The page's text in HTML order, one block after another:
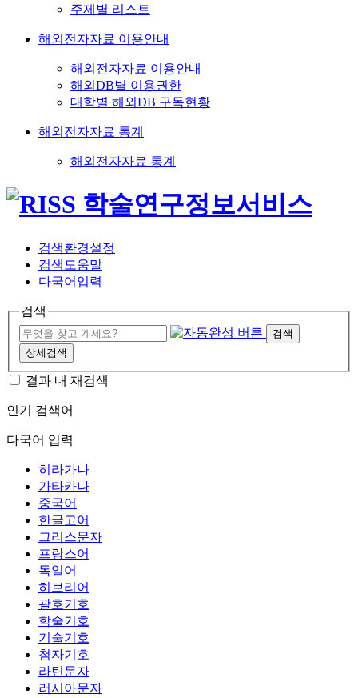
주제별 리스트
해외전자자료 이용안내
해외전자자료 이용안내
해외DB별 이용권한
대학별 해외DB 구독현황
해외전자자료 통계
해외전자자료 통계
검색환경설정
검색도움말
다국어입력
검색
검색
상세검색
결과 내 재검색
인기 검색어
다국어 입력
히라가나
가타카나
중국어
한글고어
그리스문자
프랑스어
독일어
히브리어
괄호기호
학술기호
기술기호
첨자기호
라틴문자
러시아문자